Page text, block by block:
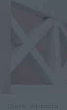
Quelle: Wikipedia